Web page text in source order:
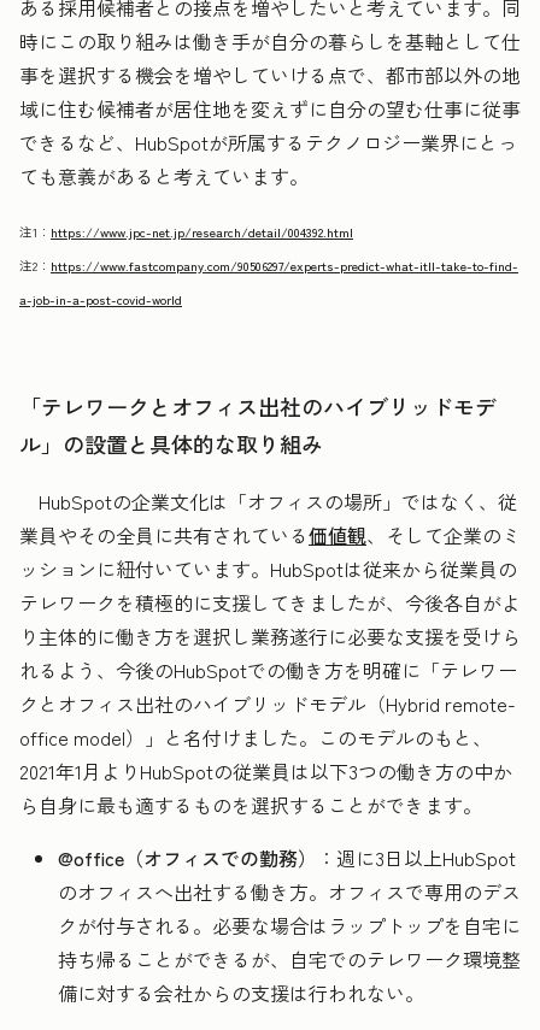
ある採用候補者との接点を増やしたいと考えています。同
時にこの取り組みは働き手が自分の暮らしを基軸として仕
事を選択する機会を増やしていける点で、都市部以外の地
域に住む候補者が居住地を変えずに自分の望む仕事に従事
できるなど、HubSpotが所属するテクノロジー業界にとっ
ても意義があると考えています。
注1： https://www.jpc-net.jp/research/detail/004392.html
注2： https://www.fastcompany.com/90506297/experts-predict-what-itll-take-to-find-
a-job-in-a-post-covid-world
「テレワークとオフィス出社のハイブリッドモデ
ル」の設置と具体的な取り組み
HubSpotの企業文化は「オフィスの場所」ではなく、従
業員やその全員に共有されている価値観、そして企業のミ
ッションに紐付いています。HubSpotは従来から従業員の
テレワークを積極的に支援してきましたが、今後各自がよ
り主体的に働き方を選択し業務遂行に必要な支援を受けら
れるよう、今後のHubSpotでの働き方を明確に「テレワー
クとオフィス出社のハイブリッドモデル（Hybrid remote-
office model）」と名付けました。このモデルのもと、
2021年1月よりHubSpotの従業員は以下3つの働き方の中か
ら自身に最も適するものを選択することができます。
@office（オフィスでの勤務）
：週に3日以上HubSpot
のオフィスへ出社する働き方。オフィスで専用のデス
クが付与される。必要な場合はラップトップを自宅に
持ち帰ることができるが、自宅でのテレワーク環境整
備に対する会社からの支援は行われない。